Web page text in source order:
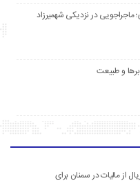
ماجراجویی در نزدیکی شهمیرزاد
و طبیعت
ریال از مالیات در سمنان برای